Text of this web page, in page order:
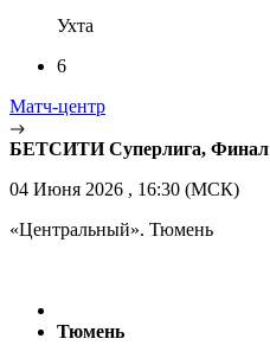
Ухта
6
Матч-центр
БЕТСИТИ Суперлига, Финал
04 Июня 2026 , 16:30 (МСК)
«Центральный». Тюмень
Тюмень